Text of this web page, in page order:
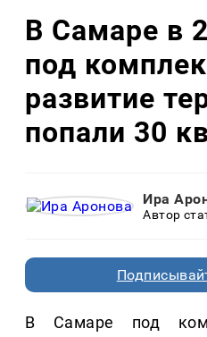
В Самаре в
под
развитие
попали 30
Ира
Автор
В Самаре под